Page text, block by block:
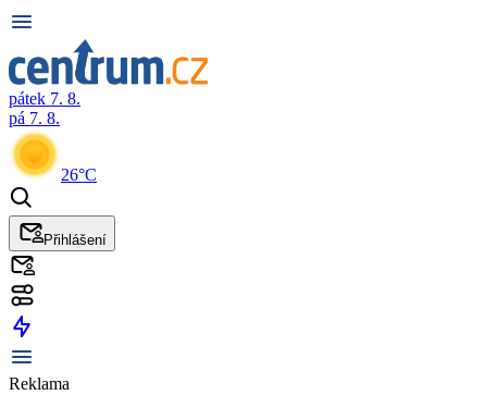
pátek 7. 8.
pá 7. 8.
26°C
Přihlášení
Reklama